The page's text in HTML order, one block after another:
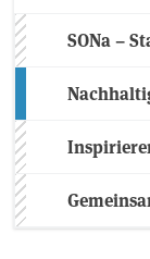
SONa –